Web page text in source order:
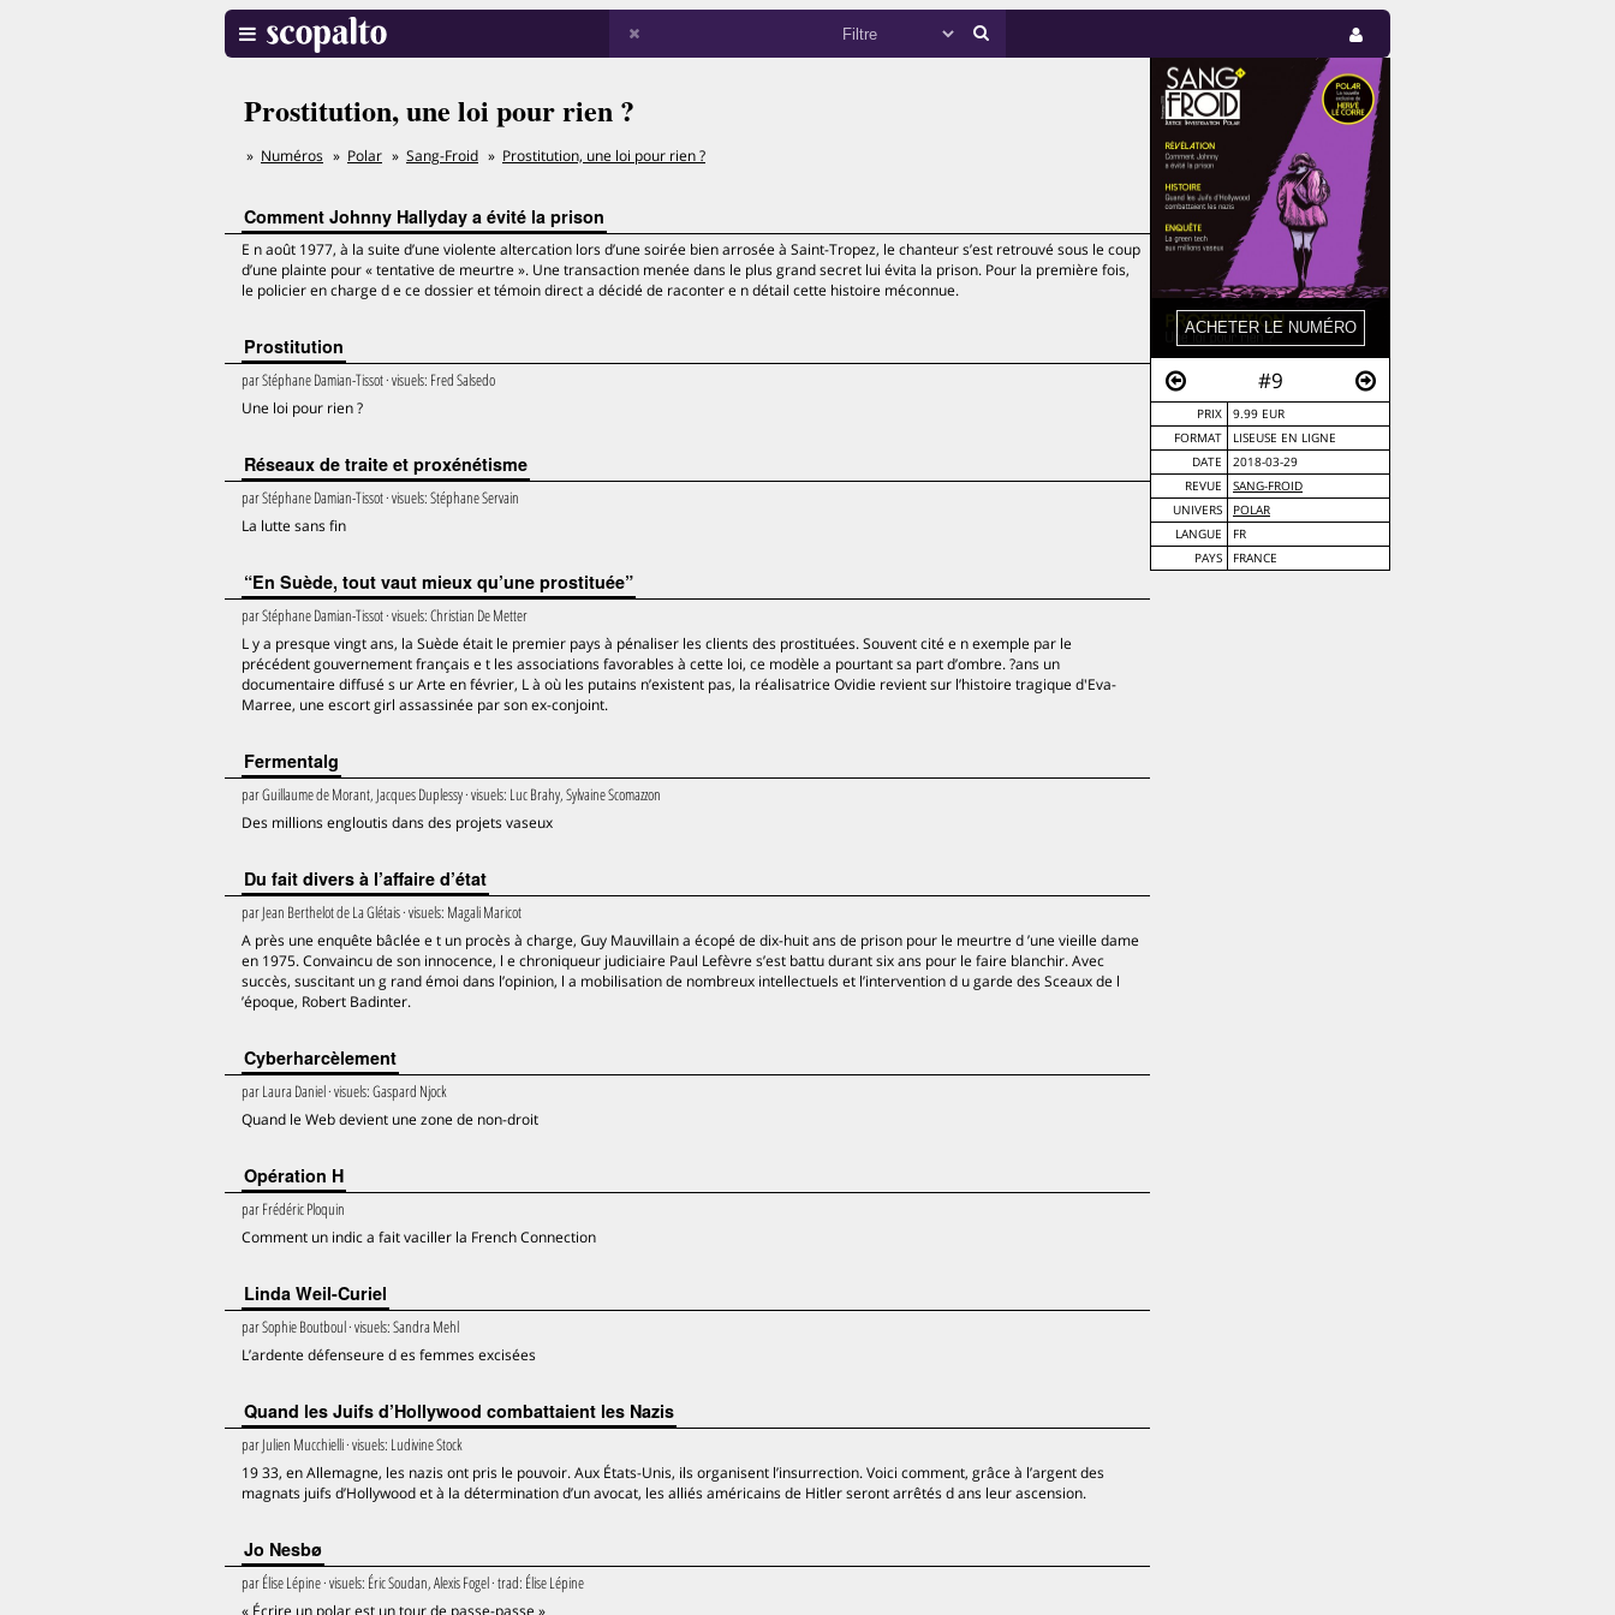
#9
PRIX
9.99 EUR
FORMAT
LISEUSE EN LIGNE
DATE
2018-03-29
REVUE
SANG-FROID
UNIVERS
POLAR
LANGUE
FR
PAYS
FRANCE
Prostitution, une loi pour rien ?
Numéros Polar Sang-Froid Prostitution, une loi pour rien ?
Comment Johnny Hallyday a évité la prison
E n août 1977, à la suite d’une violente altercation lors d’une soirée bien arrosée à Saint-Tropez, le chanteur s’est retrouvé sous le coup
d’une plainte pour « tentative de meurtre ». Une transaction menée dans le plus grand secret lui évita la prison. Pour la première fois,
le policier en charge d e ce dossier et témoin direct a décidé de raconter e n détail cette histoire méconnue.
Prostitution
parStéphane Damian-Tissot· visuels: Fred Salsedo
Une loi pour rien ?
Réseaux de traite et proxénétisme
parStéphane Damian-Tissot· visuels:Stéphane Servain
La lutte sans fin
“En Suède, tout vaut mieux qu’une prostituée”
parStéphane Damian-Tissot· visuels:Christian De Metter
L y a presque vingt ans, la Suède était le premier pays à pénaliser les clients des prostituées. Souvent cité e n exemple par le
précédent gouvernement français e t les associations favorables à cette loi, ce modèle a pourtant sa part d’ombre. ?ans un
documentaire diffusé s ur Arte en février, L à où les putains n’existent pas, la réalisatrice Ovidie revient sur l’histoire tragique d'Eva-
Marree, une escort girl assassinée par son ex-conjoint.
Fermentalg
parGuillaume de Morant, Jacques Duplessy· visuels: Luc Brahy, Sylvaine Scomazzon
Des millions engloutis dans des projets vaseux
Du fait divers à l’affaire d’état
parJean Berthelot de La Glétais· visuels: Magali Maricot
A près une enquête bâclée e t un procès à charge, Guy Mauvillain a écopé de dix-huit ans de prison pour le meurtre d ’une vieille dame
en 1975. Convaincu de son innocence, l e chroniqueur judiciaire Paul Lefèvre s’est battu durant six ans pour le faire blanchir. Avec
succès, suscitant un g rand émoi dans l’opinion, l a mobilisation de nombreux intellectuels et l’intervention d u garde des Sceaux de l
’époque, Robert Badinter.
Cyberharcèlement
parLaura Daniel· visuels:Gaspard Njock
Quand le Web devient une zone de non-droit
Opération H
parFrédéric Ploquin
Comment un indic a fait vaciller la French Connection
Linda Weil-Curiel
parSophie Boutboul· visuels:Sandra Mehl
L’ardente défenseure d es femmes excisées
Quand les Juifs d’Hollywood combattaient les Nazis
parJulien Mucchielli· visuels: Ludivine Stock
19 33, en Allemagne, les nazis ont pris le pouvoir. Aux États-Unis, ils organisent l’insurrection. Voici comment, grâce à l’argent des
magnats juifs d’Hollywood et à la détermination d’un avocat, les alliés américains de Hitler seront arrêtés d ans leur ascension.
Jo Nesbø
parÉlise Lépine· visuels: Éric Soudan, Alexis Fogel· trad: Élise Lépine
« Écrire un polar est un tour de passe-passe »